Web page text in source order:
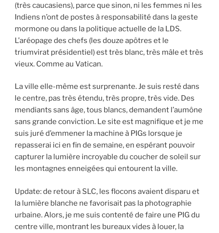
(très caucasiens), parce que sinon, ni les femmes ni les
Indiens n’ont de postes à responsabilité dans la geste
mormone ou dans la politique actuelle de la LDS.
L’aréopage des chefs (les douze apôtres et le
triumvirat présidentiel) est très blanc, très mâle et très
vieux. Comme au Vatican.
La ville elle-même est surprenante. Je suis resté dans
le centre, pas très étendu, très propre, très vide. Des
mendiants sans âge, tous blancs, demandent l’aumône
sans grande conviction. Le site est magnifique et je me
suis juré d’emmener la machine à PIGs lorsque je
repasserai ici en fin de semaine, en espérant pouvoir
capturer la lumière incroyable du coucher de soleil sur
les montagnes enneigées qui entourent la ville.
Update: de retour à SLC, les flocons avaient disparu et
la lumière blanche ne favorisait pas la photographie
urbaine. Alors, je me suis contenté de faire une PIG du
centre ville, montrant les bureaux vides à louer, la